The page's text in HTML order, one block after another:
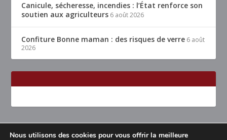
Canicule, sécheresse, incendies : l’État renforce son
soutien aux agriculteurs 6 août 2026
Confiture Bonne maman : des risques de verre 6 août
2026
Nous utilisons des cookies pour vous offrir la meilleure